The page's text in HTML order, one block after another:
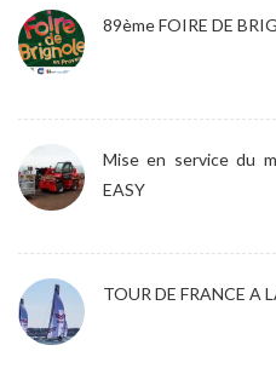
89ème FOIRE DE
Mise en service du
EASY
TOUR DE FRANCE A